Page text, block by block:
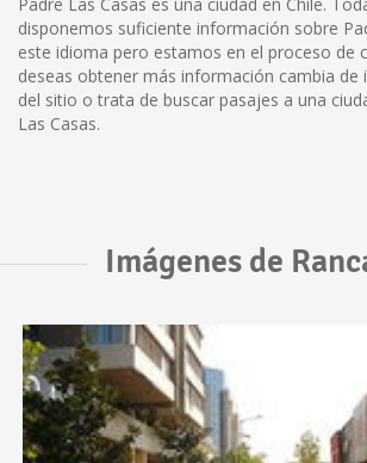
disponemos suficiente información sobre
este idioma pero estamos en el proceso de
deseas obtener más información cambia de
del sitio o trata de buscar pasajes a una
Las Casas.
Imágenes de